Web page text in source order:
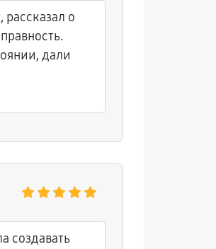
о
дали
создавать